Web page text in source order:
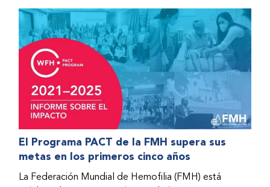
Hashim, hombre sudanés con hemofilia B, la vida no
representaba más que retos cotidianos hasta que la
asistencia proporcionada por la Federación Mundial
de Hemofilia (FMH) y su Programa de Ayuda
Humanitaria salvo su vida.
El Programa PACT de la FMH supera sus
metas en los primeros cinco años
La Federación Mundial de Hemofilia (FMH) está